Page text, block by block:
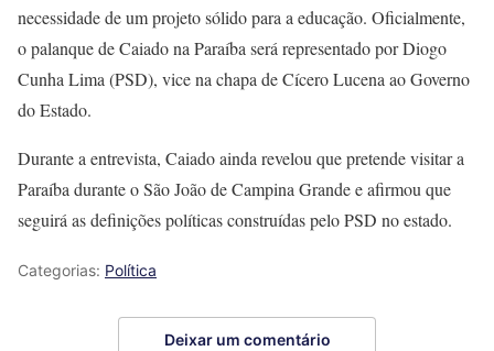
necessidade de um projeto sólido para a educação. Oficialmente,
o palanque de Caiado na Paraíba será representado por Diogo
Cunha Lima (PSD), vice na chapa de Cícero Lucena ao Governo
do Estado.
Durante a entrevista, Caiado ainda revelou que pretende visitar a
Paraíba durante o São João de Campina Grande e afirmou que
seguirá as definições políticas construídas pelo PSD no estado.
Categorias: Política
Deixar um comentário